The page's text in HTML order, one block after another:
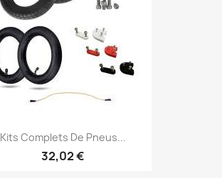
Kits Complets De Pneus...
32,02 €